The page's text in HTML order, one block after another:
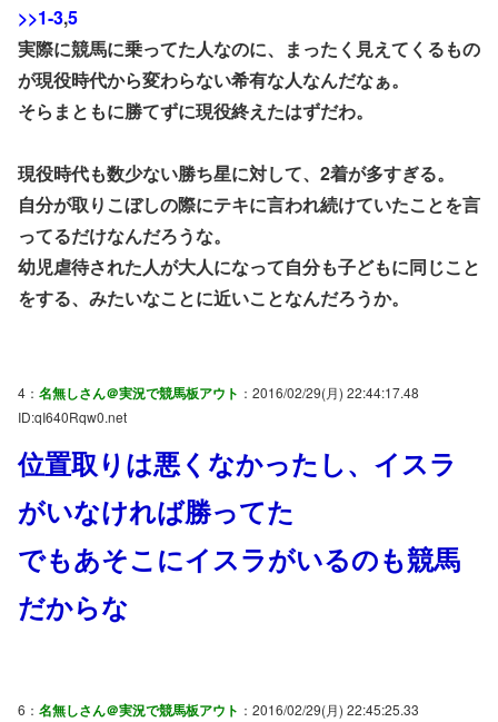
>>1-3,5
実際に競馬に乗ってた人なのに、まったく見えてくるもの
が現役時代から変わらない希有な人なんだなぁ。
そらまともに勝てずに現役終えたはずだわ。
現役時代も数少ない勝ち星に対して、2着が多すぎる。
自分が取りこぼしの際にテキに言われ続けていたことを言
ってるだけなんだろうな。
幼児虐待された人が大人になって自分も子どもに同じこと
をする、みたいなことに近いことなんだろうか。
4： 名無しさん＠実況で競馬板アウト ：2016/02/29(月) 22:44:17.48
ID:qI640Rqw0.net
位置取りは悪くなかったし、イスラ
がいなければ勝ってた
でもあそこにイスラがいるのも競馬
だからな
6： 名無しさん＠実況で競馬板アウト ：2016/02/29(月) 22:45:25.33